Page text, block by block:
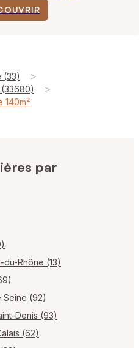
(33) >
(33680) >
140m²
par
Rhône (13)
Seine (92)
Denis (93)
(62)